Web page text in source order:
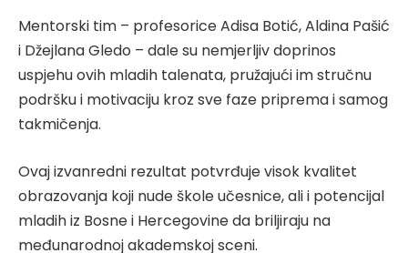
Mentorski tim – profesorice Adisa Botić, Aldina Pašić
i Džejlana Gledo – dale su nemjerljiv doprinos
uspjehu ovih mladih talenata, pružajući im stručnu
podršku i motivaciju kroz sve faze priprema i samog
takmičenja.
Ovaj izvanredni rezultat potvrđuje visok kvalitet
obrazovanja koji nude škole učesnice, ali i potencijal
mladih iz Bosne i Hercegovine da briljiraju na
međunarodnoj akademskoj sceni.